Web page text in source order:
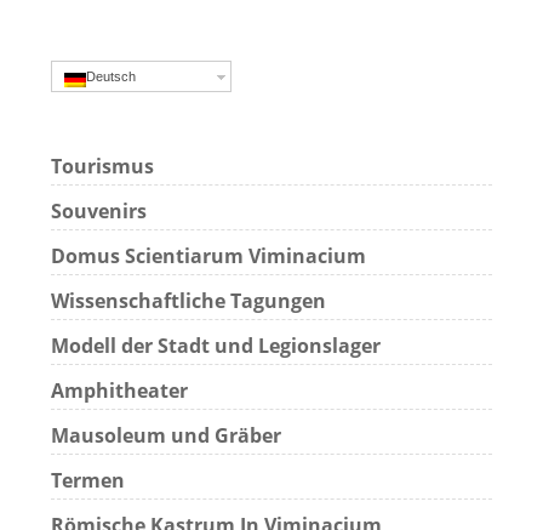
Deutsch
Tourismus
Souvenirs
Domus Scientiarum Viminacium
Wissenschaftliche Tagungen
Modell der Stadt und Legionslager
Amphitheater
Mausoleum und Gräber
Termen